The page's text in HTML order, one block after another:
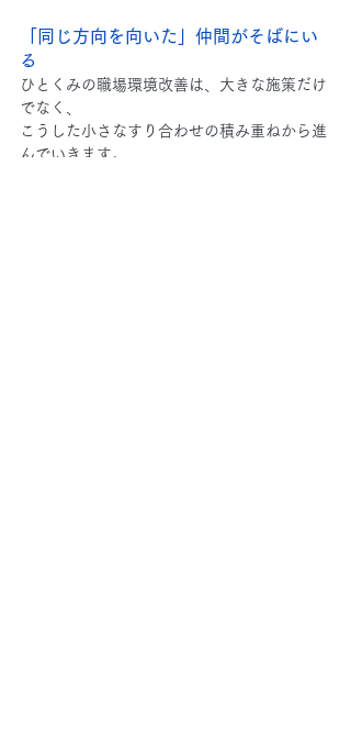
「同じ方向を向いた」仲間がそばにい
る
ひとくみの職場環境改善は、大きな施策だけ
でなく、
こうした小さなすり合わせの積み重ねから進
んでいきます。